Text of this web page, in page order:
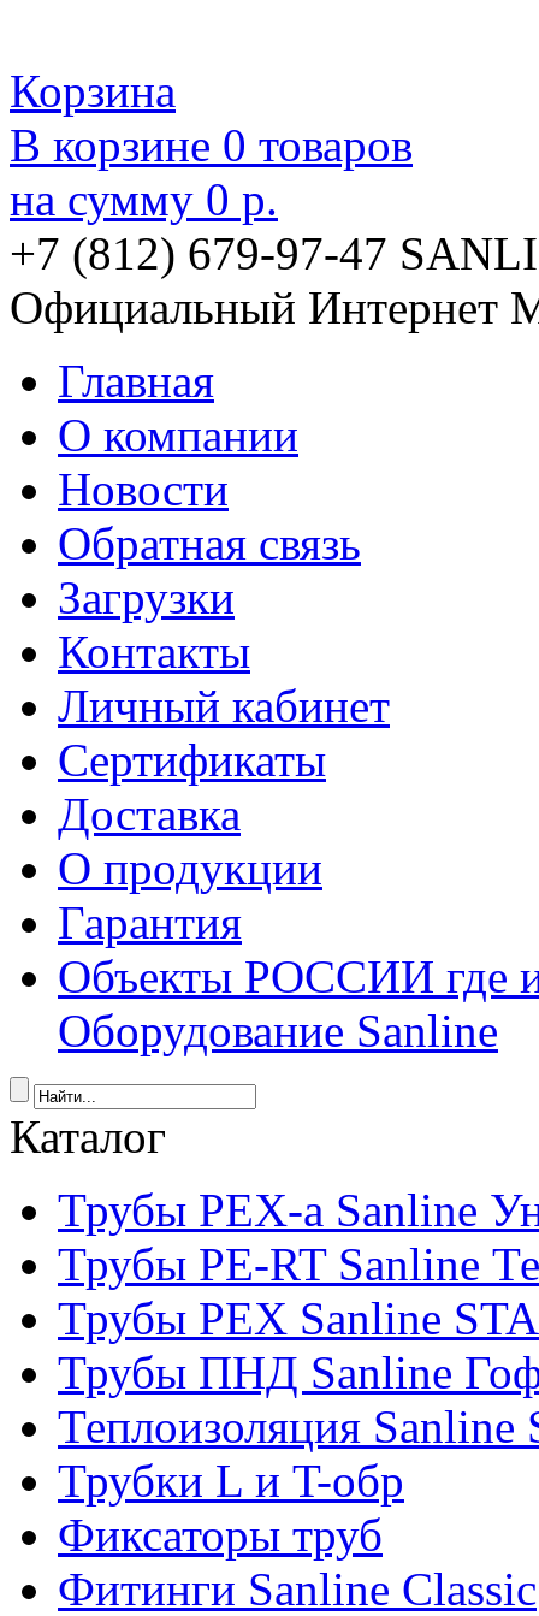
Корзина
В корзине 0 товаров
на сумму 0 р.
+7 (812) 679-97-47
Официальный Интернет
Главная
О компании
Новости
Обратная связь
Загрузки
Контакты
Личный кабинет
Сертификаты
Доставка
О продукции
Гарантия
Объекты РОССИИ где
Оборудование Sanline
Каталог
Трубы PEX-a Sanline
Трубы PE-RT Sanline
Трубы PEX Sanline
Трубы ПНД Sanline
Теплоизоляция Sanline
Трубки L и T-обр
Фиксаторы труб
Фитинги Sanline Classic